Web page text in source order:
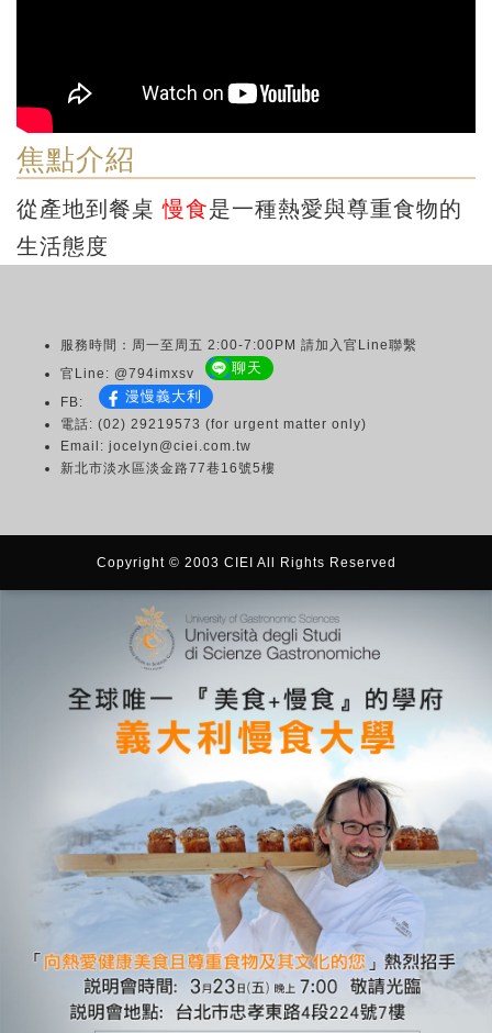
焦點介紹
從產地到餐桌慢食是一種熱愛與尊重食物的
生活態度
服務時間：周一至周五 2:00-7:00PM 請加入官Line聯繫
官Line: @794imxsv
聊天
FB: 漫慢義大利
電話: (02) 29219573 (for urgent matter only)
Email: jocelyn@ciei.com.tw
新北市淡水區淡金路77巷16號5樓
Copyright © 2003 CIEI All Rights Reserved